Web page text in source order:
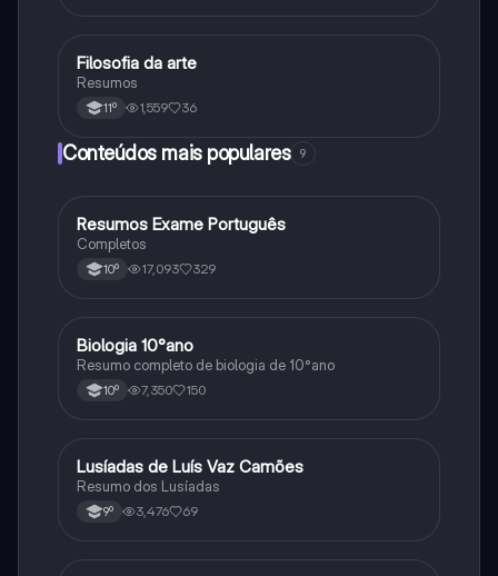
Filosofia
Filosofia da arte
Resumos
11º 1,559 36
Conteúdos mais populares 9
Português
Resumos Exame Português
Completos
10º 17,093 329
Biologia
Biologia 10°ano
Resumo completo de biologia de 10°ano
10º 7,350 150
Português
Lusíadas de Luís Vaz Camões
Resumo dos Lusíadas
9º 3,476 69